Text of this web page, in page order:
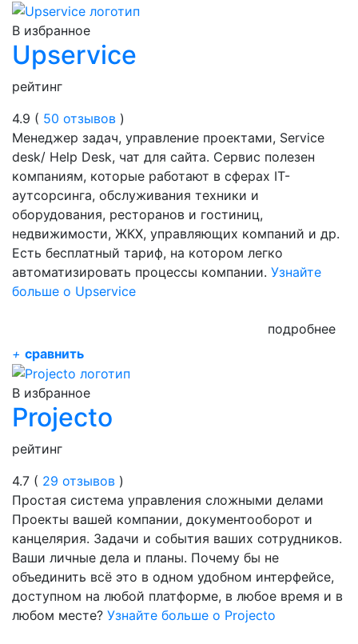
В избранное
Upservice
рейтинг
4.9 ( 50 отзывов )
Менеджер задач, управление проектами, Service
desk/ Help Desk, чат для сайта. Сервис полезен
компаниям, которые работают в сферах IT-
аутсорсинга, обслуживания техники и
оборудования, ресторанов и гостиниц,
недвижимости, ЖКХ, управляющих компаний и др.
Есть бесплатный тариф, на котором легко
автоматизировать процессы компании. Узнайте
больше о Upservice
подробнее
+ сравнить
В избранное
Projecto
рейтинг
4.7 ( 29 отзывов )
Простая система управления сложными делами
Проекты вашей компании, документооборот и
канцелярия. Задачи и события ваших сотрудников.
Ваши личные дела и планы. Почему бы не
объединить всё это в одном удобном интерфейсе,
доступном на любой платформе, в любое время и в
любом месте? Узнайте больше о Projecto